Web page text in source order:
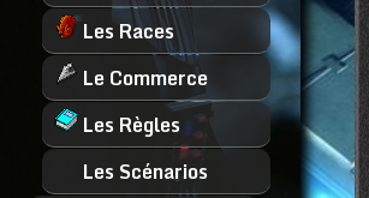
Les Races
Le Commerce
Les Règles
Les Scénarios